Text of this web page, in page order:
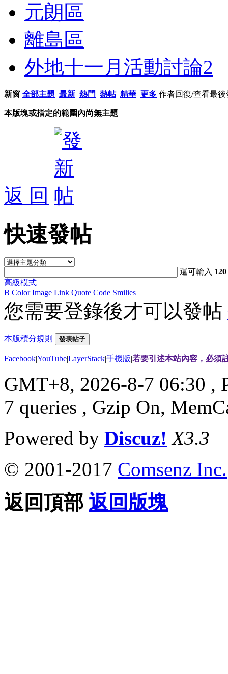
元朗區
離島區
外地十一月活動討論2
新窗 全部主題 最新 熱門 熱帖 精華 更多 作者回復/查看最後
本版塊或指定的範圍內尚無主題
返 回
快速發帖
還可輸入 120
高級模式
B Color Image Link Quote Code Smilies
您需要登錄後才可以發帖
本版積分規則 發表帖子
Facebook|YouTube|LayerStack|手機版|若要引述本站內容，必須
GMT+8, 2026-8-7 06:30 ,
7 queries , Gzip On,
Powered by Discuz! X3.3
© 2001-2017 Comsenz Inc.
返回頂部 返回版塊